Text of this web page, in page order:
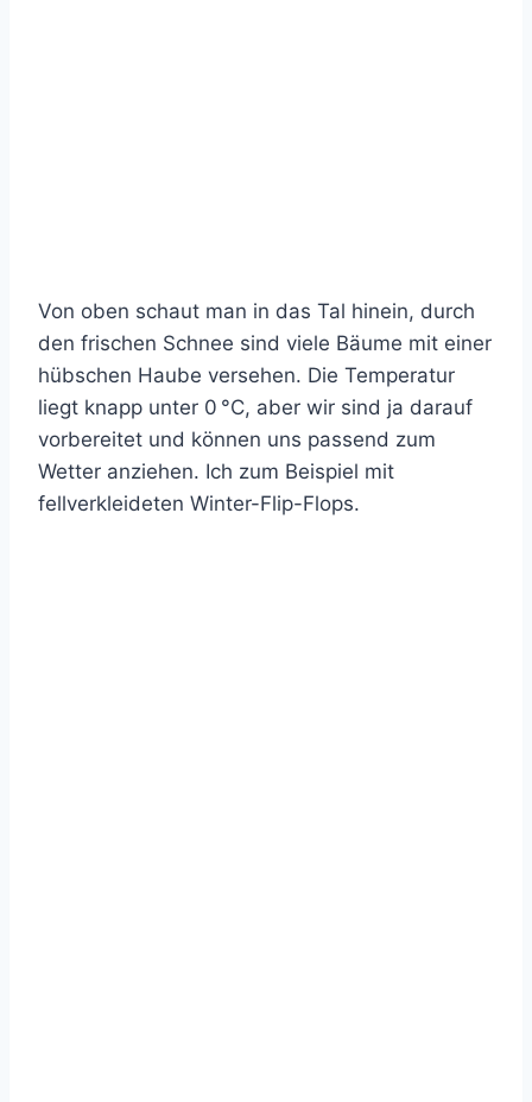
Von oben schaut man in das Tal hinein, durch
den frischen Schnee sind viele Bäume mit einer
hübschen Haube versehen. Die Temperatur
liegt knapp unter 0 °C, aber wir sind ja darauf
vorbereitet und können uns passend zum
Wetter anziehen. Ich zum Beispiel mit
fellverkleideten Winter-Flip-Flops.